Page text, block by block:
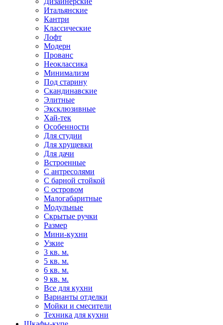
Итальянские
Кантри
Классические
Лофт
Модерн
Прованс
Неоклассика
Минимализм
Под старину
Скандинавские
Элитные
Эксклюзивные
Хай-тек
Особенности
Для студии
Для хрущевки
Для дачи
Встроенные
С антресолями
С барной стойкой
С островом
Малогабаритные
Модульные
Скрытые ручки
Размер
Мини-кухни
Узкие
3 кв. м.
5 кв. м.
6 кв. м.
9 кв. м.
Все для кухни
Варианты отделки
Мойки и смесители
Техника для кухни